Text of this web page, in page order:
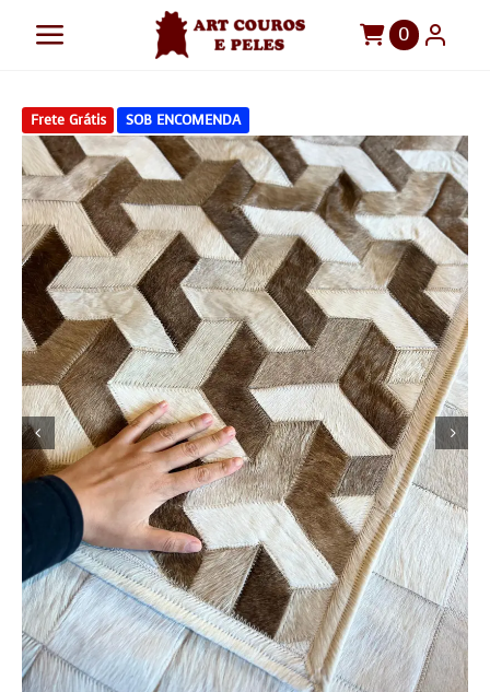
para
conteúdo
Toggle
Tapetes
Pelegos
Para sua casa
Móveis
Sob Medida!
0
Frete Grátis SOB ENCOMENDA